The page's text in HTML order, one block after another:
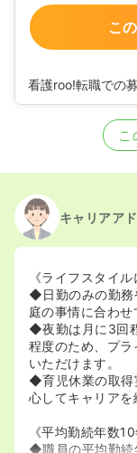
こ
看護roo!転職での
正・准
正・准
こ
キャリアア
《ライフスタイ
◆日勤のみの勤務
庭の事情に合わせ
◆夜勤は月に3回
程度のため、プ
いただけます。
◆育児休業の取得
心してキャリアを
《平均勤続年数
◆職員の平均勤続